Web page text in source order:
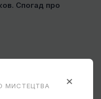
Спогад про
×
МИСТЕЦТВА